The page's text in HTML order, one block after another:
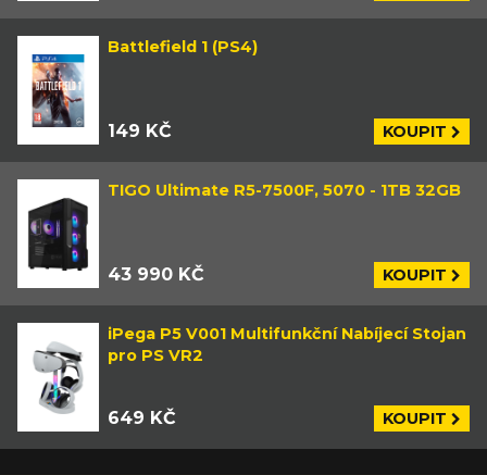
Battlefield 1 (PS4)
149 KČ KOUPIT
TIGO Ultimate R5-7500F, 5070 - 1TB 32GB
43 990 KČ KOUPIT
iPega P5 V001 Multifunkční Nabíjecí Stojan
pro PS VR2
649 KČ KOUPIT